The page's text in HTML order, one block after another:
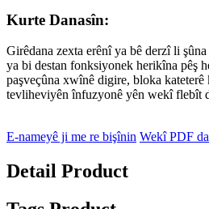
Kurte Danasîn:
Girêdana zexta erênî ya bê derzî li
ya bi destan fonksiyonek herikîna pêş
paşveçûna xwînê digire, bloka kateterê
tevliheviyên înfuzyonê yên wekî flebît
E-nameyê ji me re bişînin Wekî PDF
Detail Product